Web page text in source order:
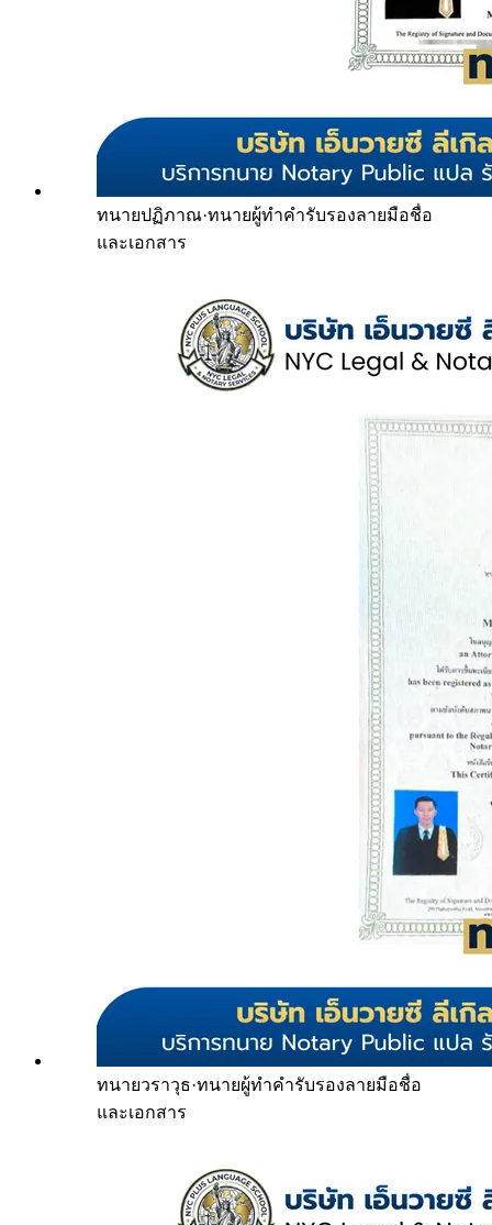
ทนายปฏิภาณ·ทนายผู้ทำคำรับรองลายมือชื่อ
และเอกสาร
ทนายวราวุธ·ทนายผู้ทำคำรับรองลายมือชื่อ
และเอกสาร